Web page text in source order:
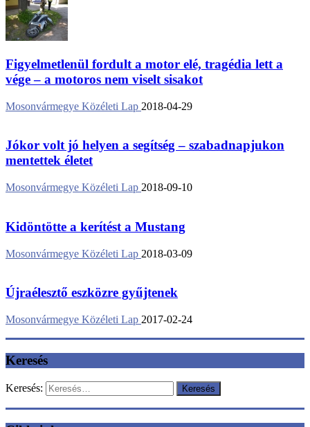
Figyelmetlenül fordult a motor elé, tragédia lett a
vége – a motoros nem viselt sisakot
Mosonvármegye Közéleti Lap 2018-04-29
Jókor volt jó helyen a segítség – szabadnapjukon
mentettek életet
Mosonvármegye Közéleti Lap 2018-09-10
Kidöntötte a kerítést a Mustang
Mosonvármegye Közéleti Lap 2018-03-09
Újraélesztő eszközre gyűjtenek
Mosonvármegye Közéleti Lap 2017-02-24
Keresés
Keresés: